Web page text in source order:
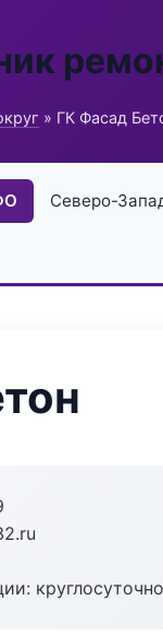
» ГК Фасад
Северо-
круглосуточно